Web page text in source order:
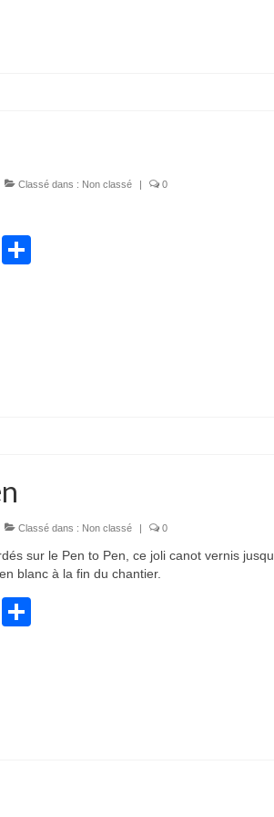
Classé dans : Non classé | 0
Email
Classé dans : Non classé | 0
sur le Pen to Pen, ce joli canot vernis
blanc à la fin du chantier.
Email